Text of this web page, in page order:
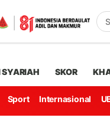
SYARIAH SKOR
Sport Internasional